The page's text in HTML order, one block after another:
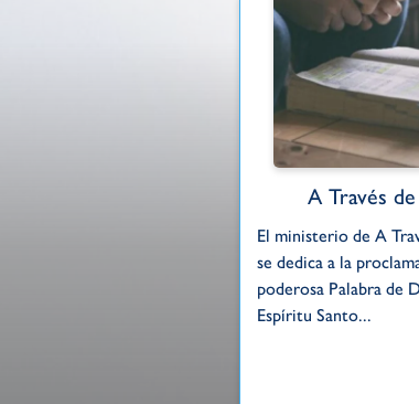
A Través
El ministerio de A
se dedica a la
poderosa Palabra de
Espíritu Santo...